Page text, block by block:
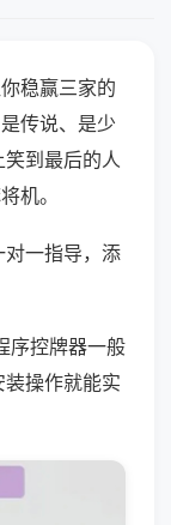
稳赢三家的
传说、是少
到最后的人
机。
一指导，添
序控牌器一般
操作就能实